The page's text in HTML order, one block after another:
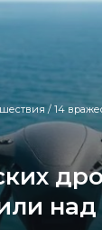
/ 14 вражеских дронов